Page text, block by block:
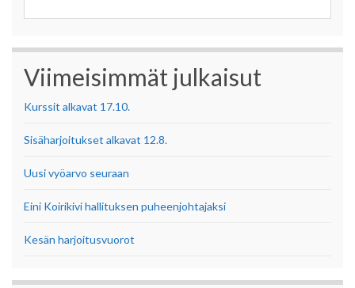
Viimeisimmät julkaisut
Kurssit alkavat 17.10.
Sisäharjoitukset alkavat 12.8.
Uusi vyöarvo seuraan
Eini Koirikivi hallituksen puheenjohtajaksi
Kesän harjoitusvuorot